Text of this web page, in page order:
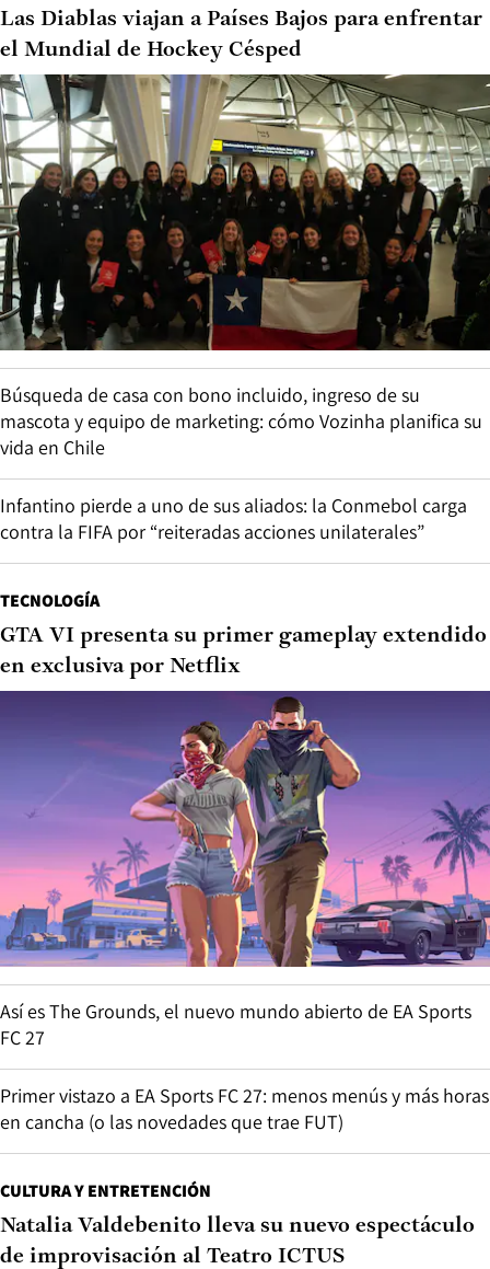
Las Diablas viajan a Países Bajos para enfrentar
el Mundial de Hockey Césped
Búsqueda de casa con bono incluido, ingreso de su
mascota y equipo de marketing: cómo Vozinha planifica su
vida en Chile
Infantino pierde a uno de sus aliados: la Conmebol carga
contra la FIFA por “reiteradas acciones unilaterales”
TECNOLOGÍA
GTA VI presenta su primer gameplay extendido
en exclusiva por Netflix
Así es The Grounds, el nuevo mundo abierto de EA Sports
FC 27
Primer vistazo a EA Sports FC 27: menos menús y más horas
en cancha (o las novedades que trae FUT)
CULTURA Y ENTRETENCIÓN
Natalia Valdebenito lleva su nuevo espectáculo
de improvisación al Teatro ICTUS